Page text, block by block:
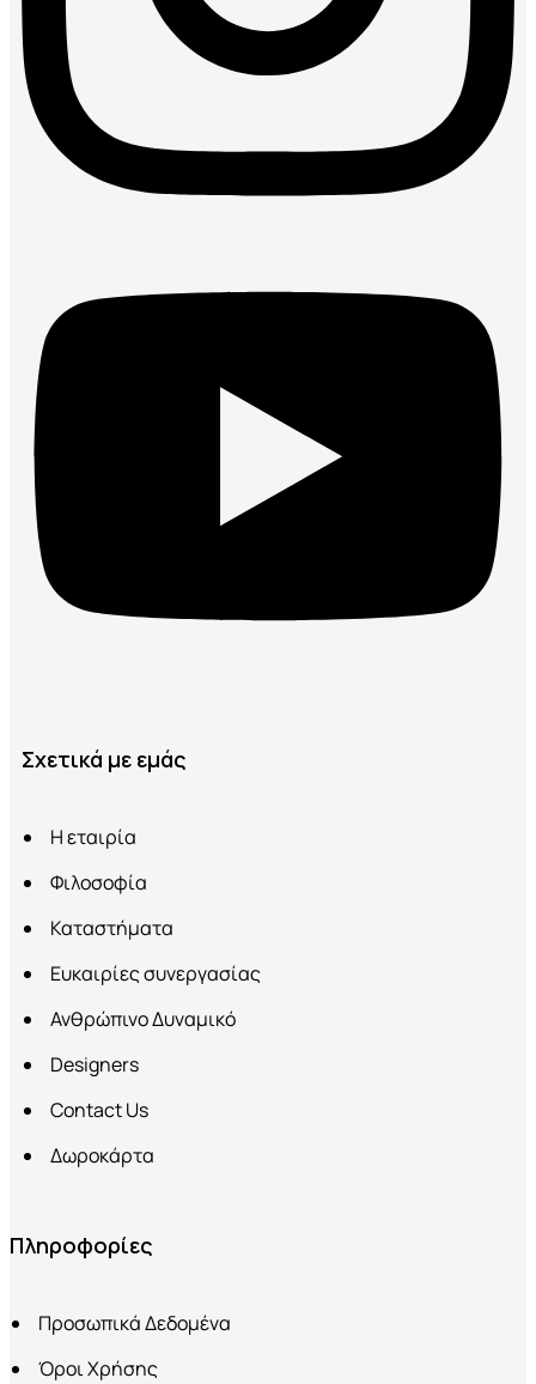
Σχετικά με εμάς
Η εταιρία
Φιλοσοφία
Καταστήματα
Ευκαιρίες συνεργασίας
Ανθρώπινο Δυναμικό
Designers
Contact Us
Δωροκάρτα
Πληροφορίες
Προσωπικά Δεδομένα
Όροι Χρήσης